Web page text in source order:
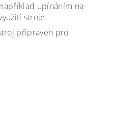
upínáním na
stroje.
připraven pro